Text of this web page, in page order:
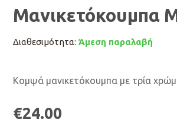
Μανικετόκουμπα
Διαθεσιμότητα: Άμεση παραλαβή
Κομψά μανικετόκουμπα με τρία
€24.00